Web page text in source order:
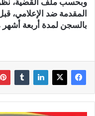
المقدمة ضد الإعلامي،
بالسجن لمدة أربعة أشهر